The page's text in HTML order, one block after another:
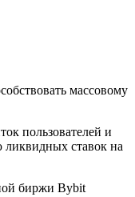
пользователей и
ликвидных ставок на
биржи Bybit